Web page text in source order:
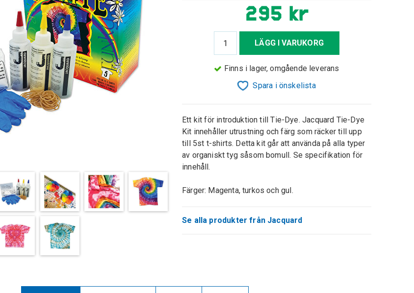
295 kr
LÄGG I VARUKORG
Finns i lager, omgående leverans
Spara i önskelista
Ett kit för introduktion till Tie-Dye. Jacquard Tie-Dye
Kit innehåller utrustning och färg som räcker till upp
till 5st t-shirts. Detta kit går att använda på alla typer
av organiskt tyg såsom bomull. Se specifikation för
innehåll.
Färger: Magenta, turkos och gul.
Se alla produkter från Jacquard